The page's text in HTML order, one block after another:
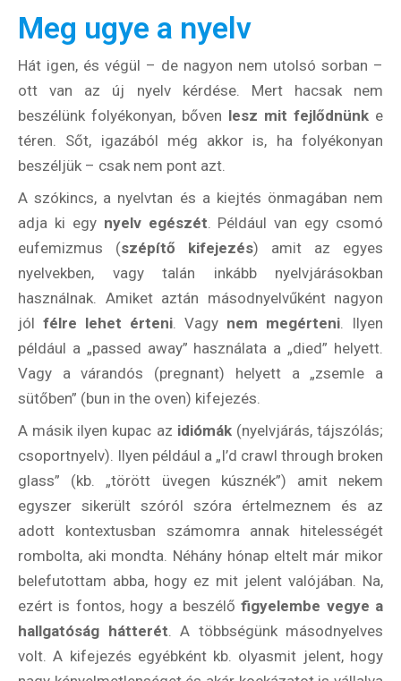
Hírlevél
Meg ugye a nyelv
Hát igen, és végül – de nagyon nem utolsó sorban –
ott van az új nyelv kérdése. Mert hacsak nem
beszélünk folyékonyan, bőven lesz mit fejlődnünk e
téren. Sőt, igazából még akkor is, ha folyékonyan
beszéljük – csak nem pont azt.
A szókincs, a nyelvtan és a kiejtés önmagában nem
adja ki egy nyelv egészét . Például van egy csomó
eufemizmus (szépítő kifejezés) amit az egyes
nyelvekben, vagy talán inkább nyelvjárásokban
használnak. Amiket aztán másodnyelvűként nagyon
jól félre lehet érteni . Vagy nem megérteni . Ilyen
például a „passed away” használata a „died” helyett.
Vagy a várandós (pregnant) helyett a „zsemle a
sütőben” (bun in the oven) kifejezés.
A másik ilyen kupac az idiómák(nyelvjárás, tájszólás;
csoportnyelv). Ilyen például a „I’d crawl through broken
glass” (kb. „törött üvegen kúsznék”) amit nekem
egyszer sikerült szóról szóra értelmeznem és az
adott kontextusban számomra annak hitelességét
rombolta, aki mondta. Néhány hónap eltelt már mikor
belefutottam abba, hogy ez mit jelent valójában. Na,
ezért is fontos, hogy a beszélőfigyelembe vegye a
hallgatóság hátterét . A többségünk másodnyelves
volt. A kifejezés egyébként kb. olyasmit jelent, hogy